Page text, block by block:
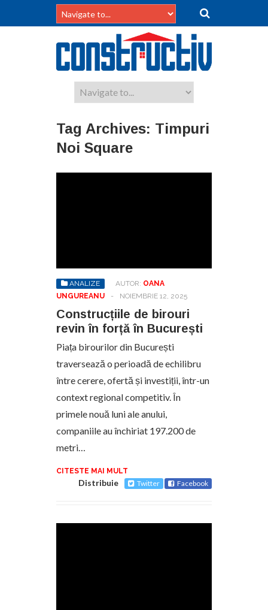
Tag Archives: Timpuri
Noi Square
ANALIZE AUTOR: OANA
UNGUREANU
- NOIEMBRIE 12, 2025
Construcțiile de birouri
revin în forță în București
Piața birourilor din București
traversează o perioadă de echilibru
între cerere, ofertă și investiții, într-un
context regional competitiv. În
primele nouă luni ale anului,
companiile au închiriat 197.200 de
metri…
CITESTE MAI MULT
Distribuie Twitter Facebook